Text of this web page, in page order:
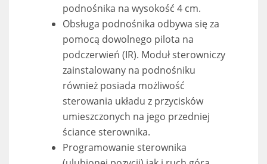
podnośnika na wysokość 4 cm.
Obsługa podnośnika odbywa się za
pomocą dowolnego pilota na
podczerwień (IR). Moduł sterowniczy
zainstalowany na podnośniku
również posiada możliwość
sterowania układu z przycisków
umieszczonych na jego przedniej
ściance sterownika.
Programowanie sterownika